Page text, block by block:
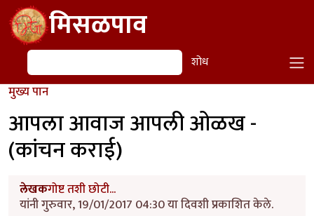
Skip to main contentमिसळपाव
शोध शोध
मुख्य पान
आपला आवाज आपली ओळख -
(कांचन कराई)
लेखकगोष्ट तशी छोटी...
यांनी गुरुवार, 19/01/2017 04:30 या दिवशी प्रकाशित केले.